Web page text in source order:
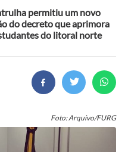
permitiu um novo
do decreto que aprimora
do litoral norte
Foto: Arquivo/FURG